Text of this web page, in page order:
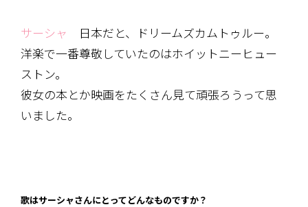
サーシャ 日本だと、ドリームズカムトゥルー。
洋楽で一番尊敬していたのはホイットニーヒュー
ストン。
彼女の本とか映画をたくさん見て頑張ろうって思
いました。
歌はサーシャさんにとってどんなものですか？